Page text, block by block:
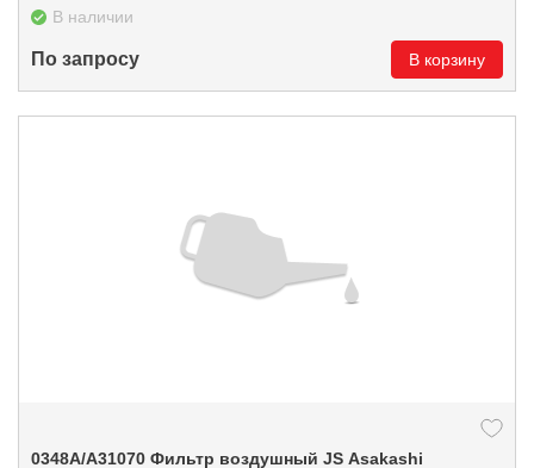
В наличии
По запросу В корзину
0348А/A31070 Фильтр воздушный JS Asakashi